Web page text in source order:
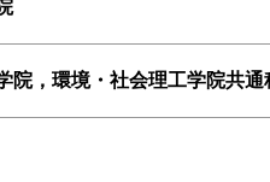
目
科目
院，環境・社会理工学院共通
理工学院，環境・社会理工学